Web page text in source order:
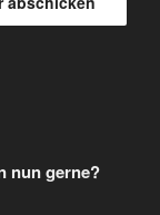
nun gerne?